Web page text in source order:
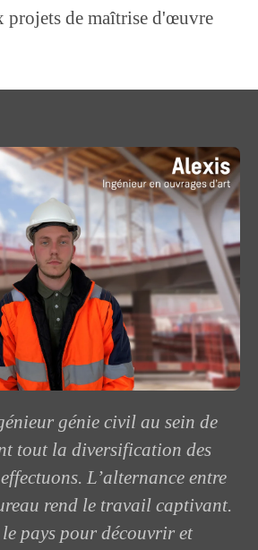
projets de maîtrise d'œuvre
génie civil au sein de
tout la diversification des
L’alternance entre
rend le travail captivant.
pays pour découvrir et